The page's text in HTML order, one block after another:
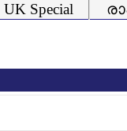
UK Special